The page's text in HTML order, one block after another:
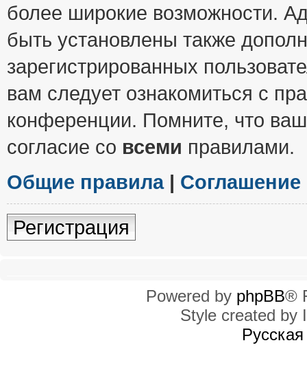
более широкие возможности.
быть установлены также
зарегистрированных
вам следует ознакомиться с
конференции. Помните, что
согласие со всеми правилами.
Общие правила|
Регистрация
Powered by phpBB®
Style created by